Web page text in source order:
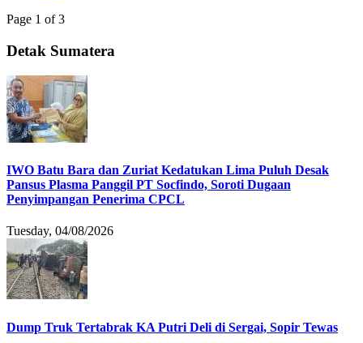
Page 1 of 3
Detak Sumatera
IWO Batu Bara dan Zuriat Kedatukan Lima Puluh Desak
Pansus Plasma Panggil PT Socfindo, Soroti Dugaan
Penyimpangan Penerima CPCL
Tuesday, 04/08/2026
Dump Truk Tertabrak KA Putri Deli di Sergai, Sopir Tewas